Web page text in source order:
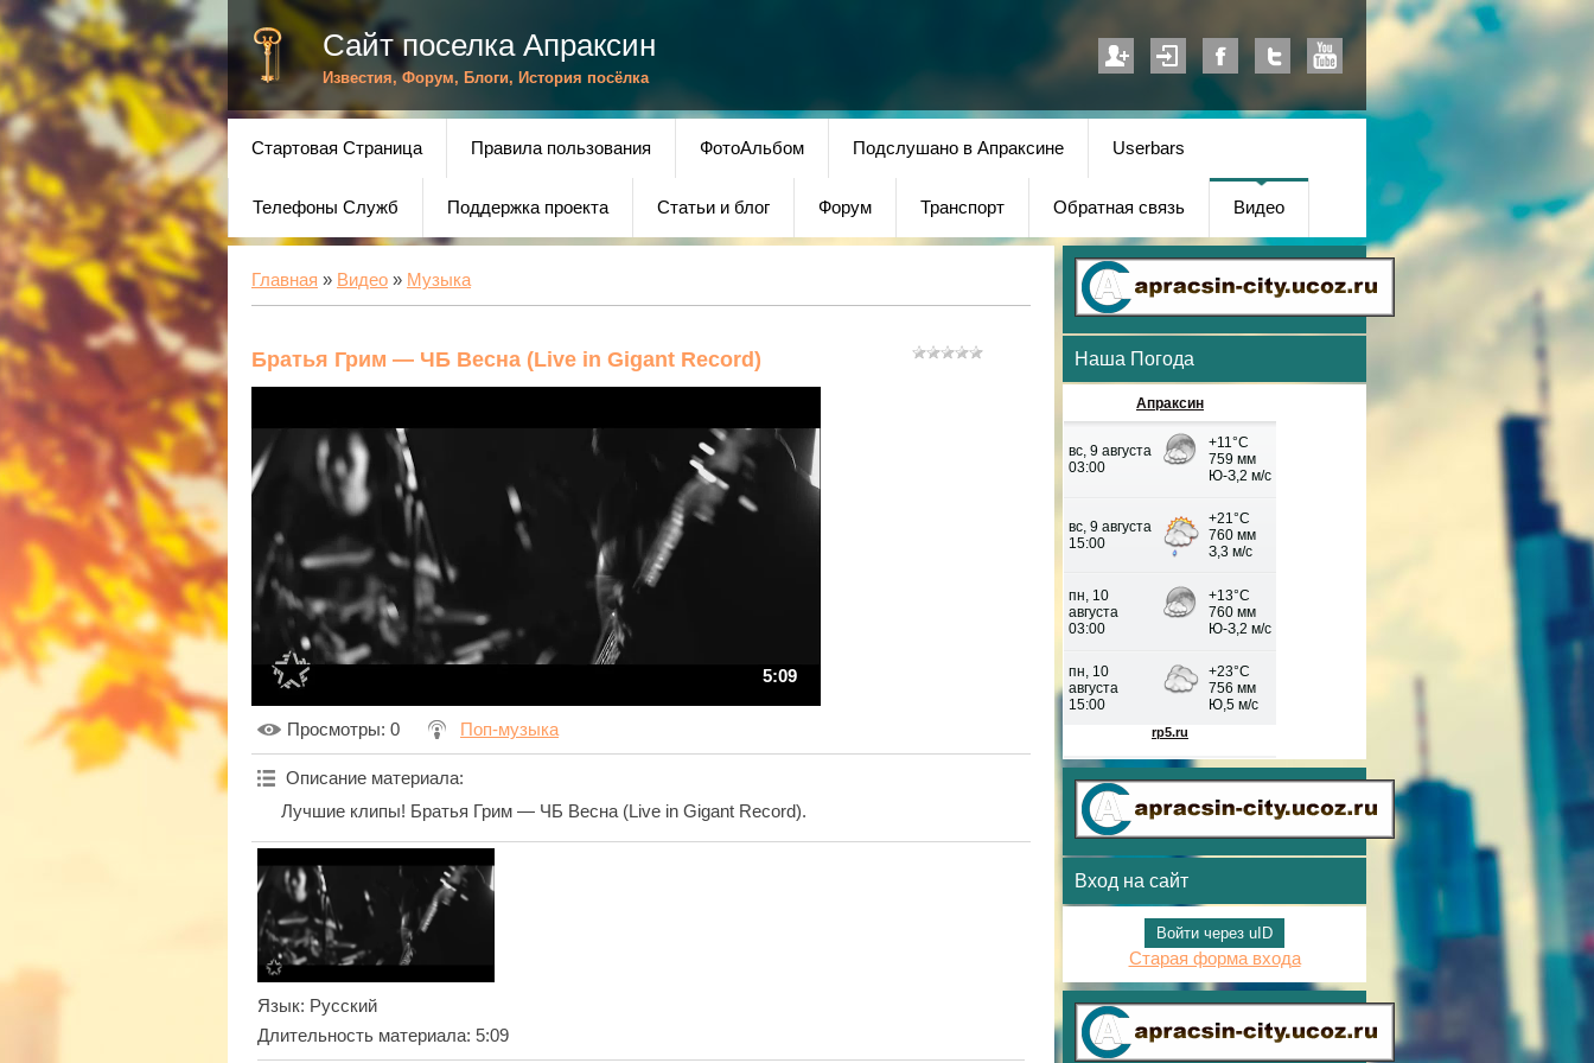
Сайт поселка Апраксин
Известия, Форум, Блоги, История посёлка
Стартовая Страница Правила пользования ФотоАльбом Подслушано в Апраксине Userbars
Телефоны Служб Поддержка проекта Статьи и блог Форум Транспорт Обратная связь Видео
Главная » Видео » Музыка
Братья Грим — ЧБ Весна (Live in Gigant Record)
5:09
Просмотры: 0 Поп-музыка
Описание материала:
Лучшие клипы! Братья Грим — ЧБ Весна (Live in Gigant Record).
Язык: Русский
Длительность материала: 5:09
Наша Погода
Апраксин
Вход на сайт
Войти через uID
Старая форма входа